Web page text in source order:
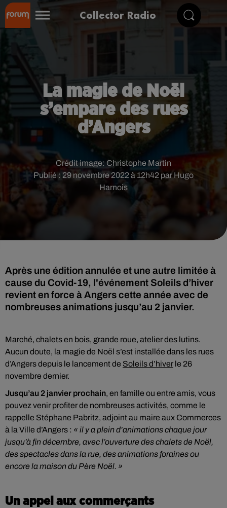
Collector Radio
La magie de Noël
s’empare des rues
d’Angers
Publié : 29 novembre 2022 à 12h42 par Hugo
Harnois
Crédit image: Christophe Martin
Après une édition annulée et une autre limitée à
cause du Covid-19, l'événement Soleils d’hiver
revient en force à Angers cette année avec de
nombreuses animations jusqu’au 2 janvier.
Marché, chalets en bois, grande roue, atelier des lutins.
Aucun doute, la magie de Noël s’est installée dans les rues
d’Angers depuis le lancement de Soleils d’hiver le 26
novembre dernier.
Jusqu’au 2 janvier prochain, en famille ou entre amis, vous
pouvez venir profiter de nombreuses activités, comme le
rappelle Stéphane Pabritz, adjoint au maire aux Commerces
à la Ville d’Angers : « il y a plein d’animations chaque jour
jusqu’à fin décembre, avec l’ouverture des chalets de Noël,
des spectacles dans la rue, des animations foraines ou
encore la maison du Père Noël. »
Un appel aux commerçants